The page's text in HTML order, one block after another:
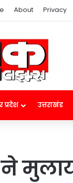
About Privacy
प्रदेश उत्तराखंड
ने